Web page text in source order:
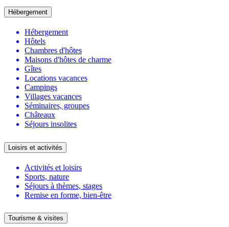
Hébergement
Hébergement
Hôtels
Chambres d'hôtes
Maisons d'hôtes de charme
Gîtes
Locations vacances
Campings
Villages vacances
Séminaires, groupes
Châteaux
Séjours insolites
Loisirs et activités
Activités et loisirs
Sports, nature
Séjours à thèmes, stages
Remise en forme, bien-être
Tourisme & visites